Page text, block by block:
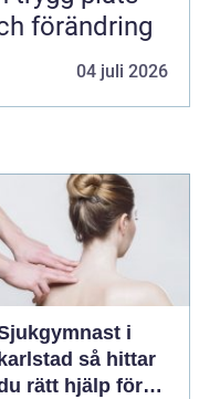
förändring
04 juli 2026
i
karlstad så hittar
rätt hjälp för